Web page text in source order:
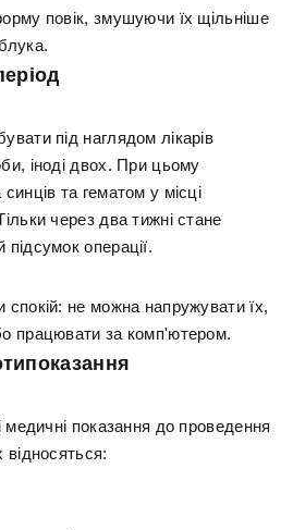
повік, змушуючи їх щільніше
під наглядом лікарів
іноді двох. При цьому
та гематом у місці
через два тижні стане
операції.
спокій: не можна напружувати їх,
працювати за комп'ютером.
медичні показання до проведення
відносяться: